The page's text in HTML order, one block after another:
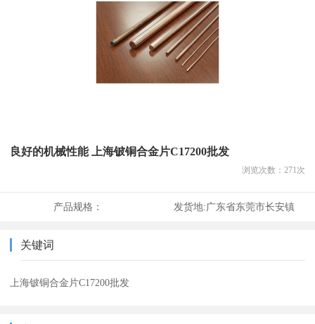
良好的机械性能 上海铍铜合金片C17200批发
浏览次数： 271次
产品规格： 发货地:广东省东莞市长安镇
关键词
上海铍铜合金片C17200批发